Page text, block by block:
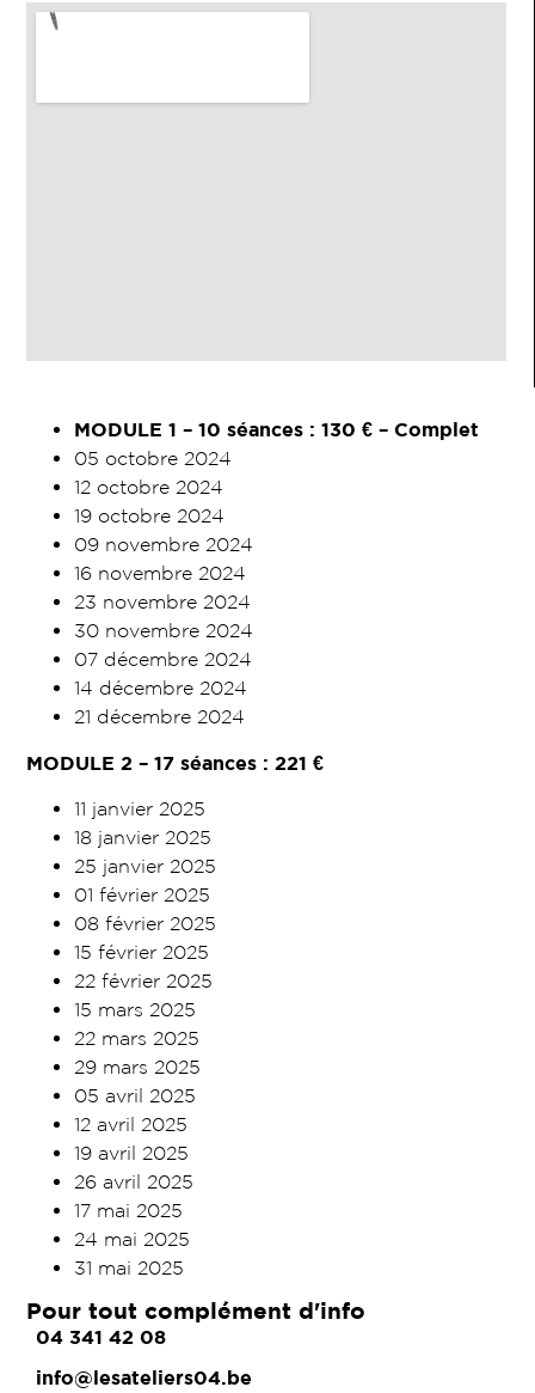
MODULE 1 – 10 séances : 130 € – Complet
05 octobre 2024
12 octobre 2024
19 octobre 2024
09 novembre 2024
16 novembre 2024
23 novembre 2024
30 novembre 2024
07 décembre 2024
14 décembre 2024
21 décembre 2024
MODULE 2 – 17 séances : 221 €
11 janvier 2025
18 janvier 2025
25 janvier 2025
01 février 2025
08 février 2025
15 février 2025
22 février 2025
15 mars 2025
22 mars 2025
29 mars 2025
05 avril 2025
12 avril 2025
19 avril 2025
26 avril 2025
17 mai 2025
24 mai 2025
31 mai 2025
Pour tout complément d'info
04 341 42 08
info@lesateliers04.be